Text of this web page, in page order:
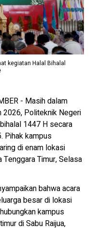
kegiatan Halal Bihalal
- Masih dalam
2026, Politeknik Negeri
1447 H secara
Pihak kampus
di enam lokasi
Timur, Selasa
bahwa acara
besar di lokasi
kampus
di Sabu Raijua,